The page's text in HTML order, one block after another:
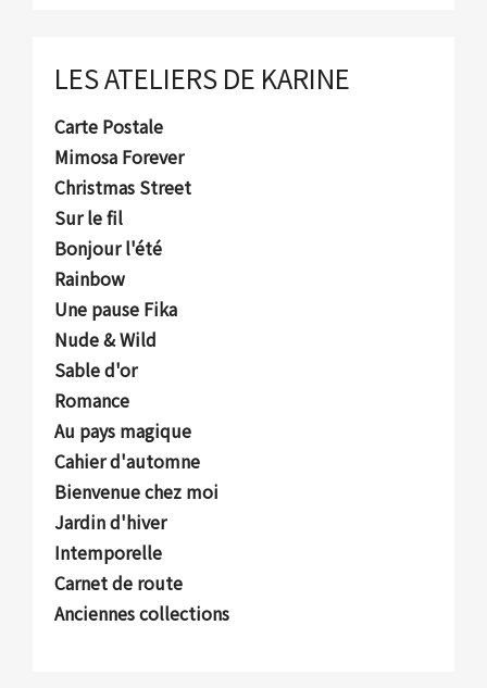
LES ATELIERS DE KARINE
Carte Postale
Mimosa Forever
Christmas Street
Sur le fil
Bonjour l'été
Rainbow
Une pause Fika
Nude & Wild
Sable d'or
Romance
Au pays magique
Cahier d'automne
Bienvenue chez moi
Jardin d'hiver
Intemporelle
Carnet de route
Anciennes collections